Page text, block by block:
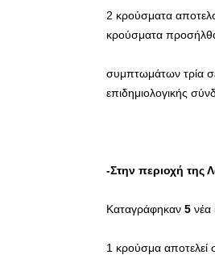
2 κρούσματα
κρούσματα
συμπτωμάτων τρία σε
επιδημιολογικής
-Στην περιοχή της
Καταγράφηκαν 5 νέα
1 κρούσμα αποτελεί